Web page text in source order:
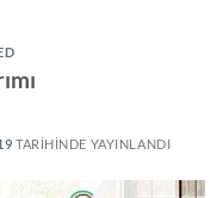
TARIHINDE YAYINLANDI